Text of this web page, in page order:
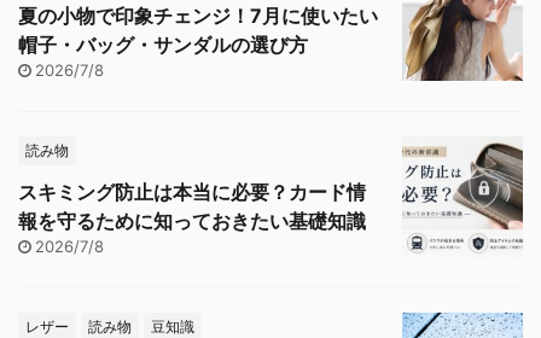
夏の小物で印象チェンジ！7月に使いたい
帽子・バッグ・サンダルの選び方
2026/7/8
読み物
スキミング防止は本当に必要？カード情
報を守るために知っておきたい基礎知識
2026/7/8
レザー 読み物 豆知識